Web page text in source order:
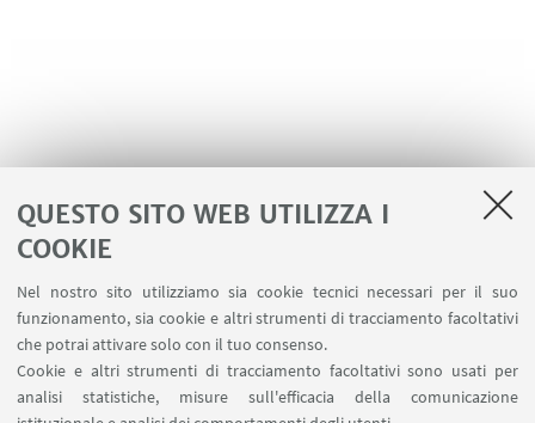
QUESTO SITO WEB UTILIZZA I
COOKIE
Nel nostro sito utilizziamo sia cookie tecnici necessari per il suo
funzionamento, sia cookie e altri strumenti di tracciamento facoltativi
che potrai attivare solo con il tuo consenso.
Cookie e altri strumenti di tracciamento facoltativi sono usati per
analisi statistiche, misure sull'efficacia della comunicazione
Contatti
Area riservata
SEGUI IL DIPARTIMENTO SU: